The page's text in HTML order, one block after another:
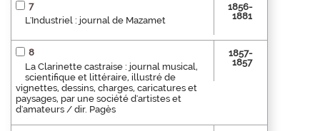
7
L'Industriel : journal de Mazamet
1856-
1881
8
La Clarinette castraise : journal musical,
scientifique et littéraire, illustré de
vignettes, dessins, charges, caricatures et
paysages, par une société d'artistes et
d'amateurs / dir. Pagès
1857-
1857